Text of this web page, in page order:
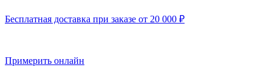
Бесплатная доставка при заказе от 20 000 ₽
Примерить онлайн